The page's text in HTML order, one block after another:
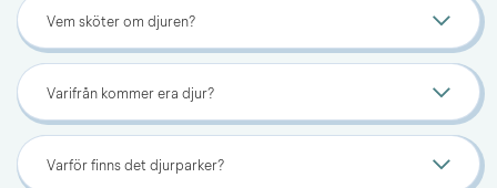
Vem sköter om djuren?
Varifrån kommer era djur?
Varför finns det djurparker?